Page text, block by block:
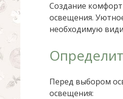
Создание
освещения.
необходимую
Перед выбором
освещения: